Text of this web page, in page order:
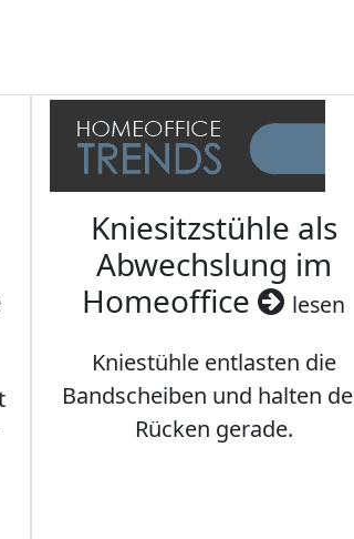
Kniesitzstühle als
Abwechslung im
Homeoffice
lesen
Kniestühle entlasten die
Bandscheiben und halten
Rücken gerade.